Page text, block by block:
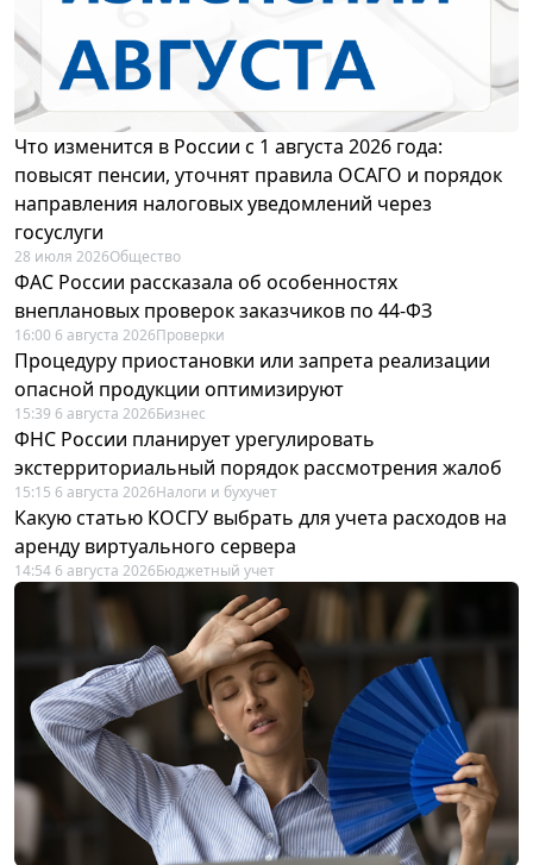
Что изменится в России с 1 августа 2026 года:
повысят пенсии, уточнят правила ОСАГО и порядок
направления налоговых уведомлений через
госуслуги
28 июля 2026Общество
ФАС России рассказала об особенностях
внеплановых проверок заказчиков по 44-ФЗ
16:00 6 августа 2026Проверки
Процедуру приостановки или запрета реализации
опасной продукции оптимизируют
15:39 6 августа 2026Бизнес
ФНС России планирует урегулировать
экстерриториальный порядок рассмотрения жалоб
15:15 6 августа 2026Налоги и бухучет
Какую статью КОСГУ выбрать для учета расходов на
аренду виртуального сервера
14:54 6 августа 2026Бюджетный учет